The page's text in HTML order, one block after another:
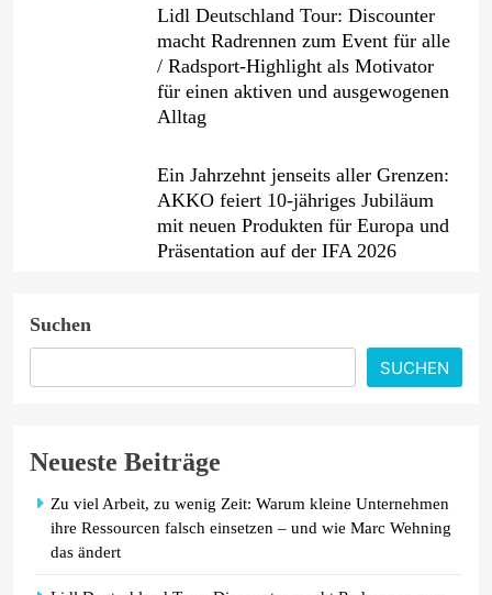
Lidl Deutschland Tour: Discounter
macht Radrennen zum Event für alle
/ Radsport-Highlight als Motivator
für einen aktiven und ausgewogenen
Alltag
Ein Jahrzehnt jenseits aller Grenzen:
AKKO feiert 10-jähriges Jubiläum
mit neuen Produkten für Europa und
Präsentation auf der IFA 2026
und bietet ab sofort eine effektive
Lösung gegen unangenehme
Mülleimergerüche
Suchen
SUCHEN
Neueste Beiträge
Zu viel Arbeit, zu wenig Zeit: Warum kleine Unternehmen
ihre Ressourcen falsch einsetzen – und wie Marc Wehning
das ändert